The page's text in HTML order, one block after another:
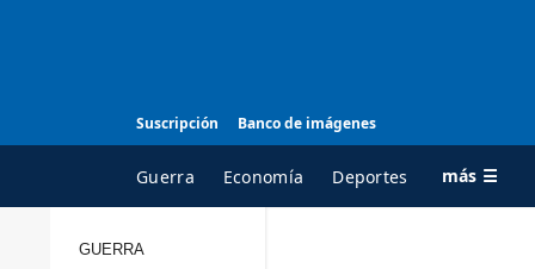
Suscripción Banco de imágenes
Guerra Economía Deportes más ☰
GUERRA